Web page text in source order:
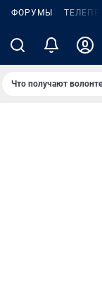
ФОРУМЫ
Что получают